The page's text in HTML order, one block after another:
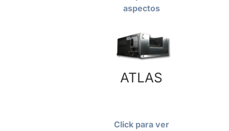
aspectos
ATLAS
Click para ver